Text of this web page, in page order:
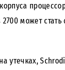
2700 может
утечках,